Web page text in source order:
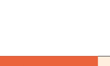
제
제